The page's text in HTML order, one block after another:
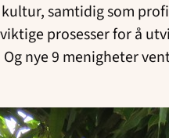
samtidig som
prosesser for å
nye 9 menigheter